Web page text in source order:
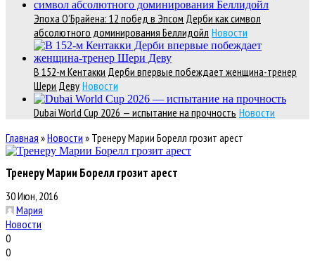
Эпоха О’Брайена: 12 побед в Эпсом Дерби как символ
абсолютного доминирования Беллидойл Новости
В 152-м Кентакки Дерби впервые побеждает женщина-тренер
Шери Деву Новости
Dubai World Cup 2026 — испытание на прочность Новости
Главная »Новости » Тренеру Марии Борелл грозит арест
Тренеру Марии Борелл грозит арест
30 Июн, 2016
Мария
Новости
0
0